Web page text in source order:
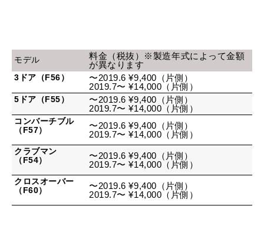
モデル
料金（税抜）※製造年式によって金額
が異なります
3ドア（F56）
〜2019.6 ¥9,400（片側）
2019.7〜 ¥14,000（片側）
5ドア（F55）
〜2019.6 ¥9,400（片側）
2019.7〜 ¥14,000（片側）
コンバーチブル
（F57）
〜2019.6 ¥9,400（片側）
2019.7〜 ¥14,000（片側）
クラブマン
（F54）
〜2019.6 ¥9,400（片側）
2019.7〜 ¥14,000（片側）
クロスオーバー
（F60）
〜2019.6 ¥9,400（片側）
2019.7〜 ¥14,000（片側）